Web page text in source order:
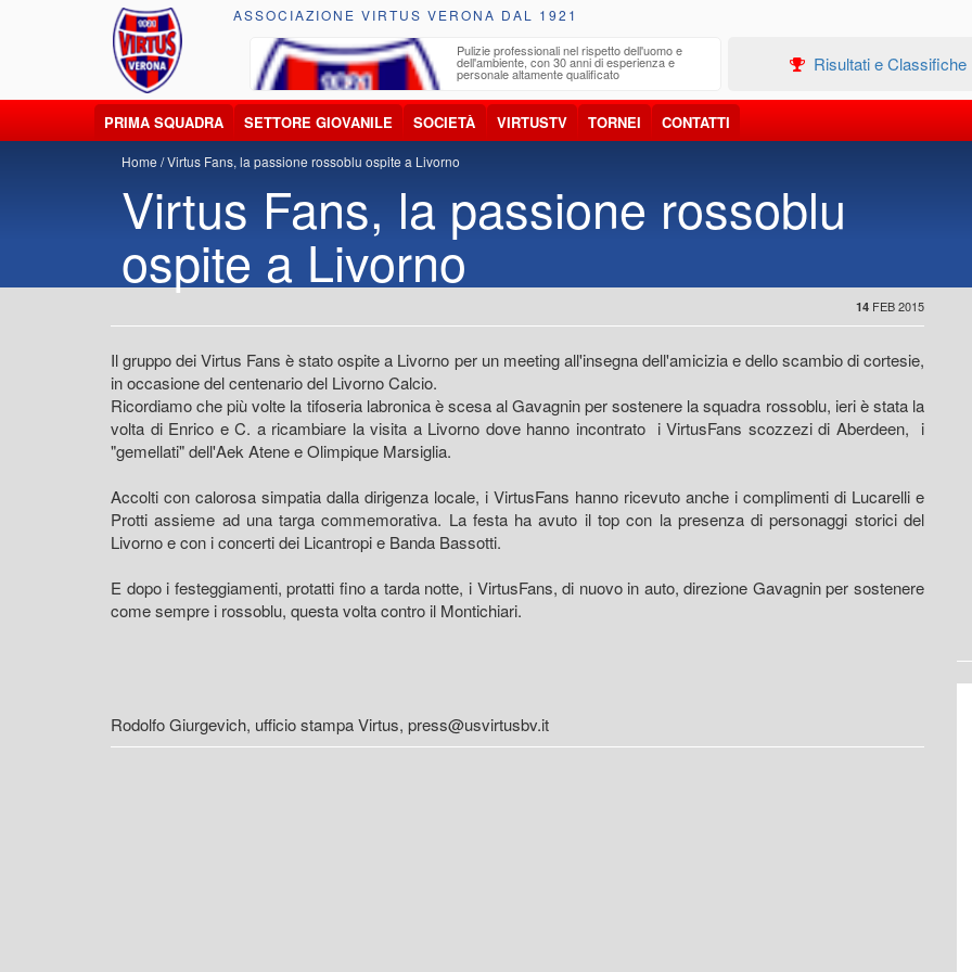
ASSOCIAZIONE VIRTUS VERONA DAL 1921
trasporto, smaltimento e recupero di Pulizie professionali nel rispetto dell'uomo e
dell'ambiente, con 30 anni di esperienza e
personale altamente qualificato Risultati e Classifiche
PRIMA SQUADRA SETTORE GIOVANILE SOCIETÀ VIRTUSTV TORNEI CONTATTI
Home Virtus Fans, la passione rossoblu ospite a Livorno
Virtus Fans, la passione rossoblu
ospite a Livorno
14 FEB 2015
Il gruppo dei Virtus Fans è stato ospite a Livorno per un meeting all'insegna dell'amicizia e dello scambio di cortesie,
in occasione del centenario del Livorno Calcio.
Ricordiamo che più volte la tifoseria labronica è scesa al Gavagnin per sostenere la squadra rossoblu, ieri è stata la
volta di Enrico e C. a ricambiare la visita a Livorno dove hanno incontrato i VirtusFans scozzezi di Aberdeen, i
"gemellati" dell'Aek Atene e Olimpique Marsiglia.
Accolti con calorosa simpatia dalla dirigenza locale, i VirtusFans hanno ricevuto anche i complimenti di Lucarelli e
Protti assieme ad una targa commemorativa. La festa ha avuto il top con la presenza di personaggi storici del
Livorno e con i concerti dei Licantropi e Banda Bassotti.
E dopo i festeggiamenti, protatti fino a tarda notte, i VirtusFans, di nuovo in auto, direzione Gavagnin per sostenere
come sempre i rossoblu, questa volta contro il Montichiari.
Rodolfo Giurgevich, ufficio stampa Virtus, press@usvirtusbv.it